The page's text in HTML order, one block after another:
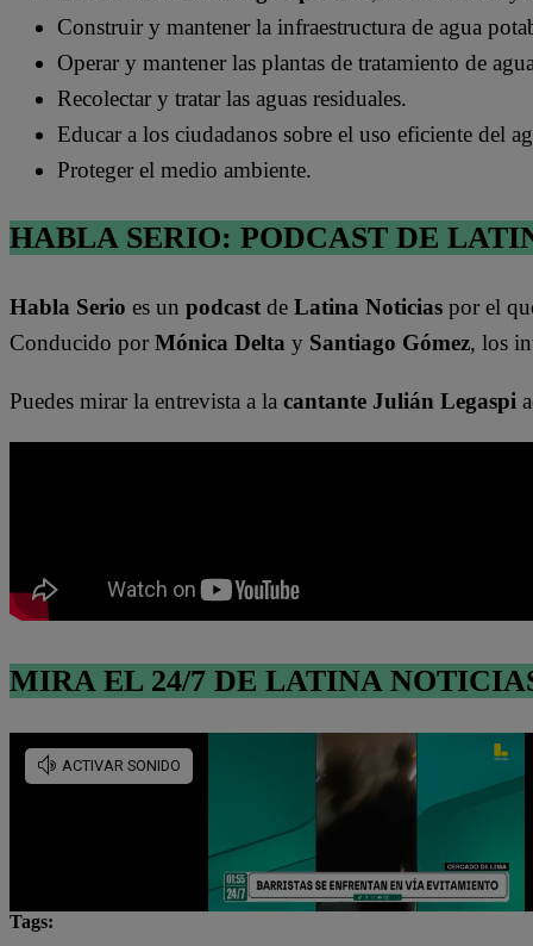
Construir y mantener la infraestructura de agua
Operar y mantener las plantas de tratamiento de
Recolectar y tratar las aguas residuales.
Educar a los ciudadanos sobre el uso eficiente del
Proteger el medio ambiente.
HABLA SERIO: PODCAST DE
Habla Serio es un podcast de Latina Noticias por el
Conducido por Mónica Delta y Santiago Gómez, los
Puedes mirar la entrevista a la cantante Julián Legaspi
MIRA EL 24/7 DE LATINA
Tags: